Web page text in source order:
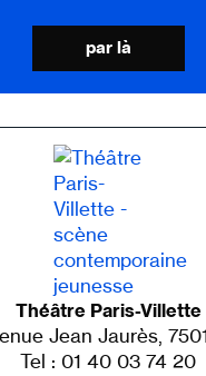
par là
Théâtre Paris-Villette
Jean Jaurès,
Tel : 01 40 03 74 20